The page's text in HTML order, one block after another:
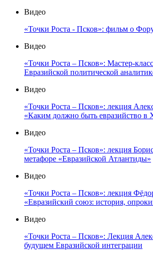
Видео
«Точки Роста - Псков»: фильм о
Видео
«Точки Роста – Псков»: Мастер-
Евразийской политической
Видео
«Точки Роста – Псков»: лекция
«Каким должно быть евразийство в
Видео
«Точки Роста – Псков»: лекция
метафоре «Евразийской Атлантиды»
Видео
«Точки Роста – Псков»: лекция
«Евразийский союз: история,
Видео
«Точки Роста – Псков»: Лекция
будущем Евразийской интеграции